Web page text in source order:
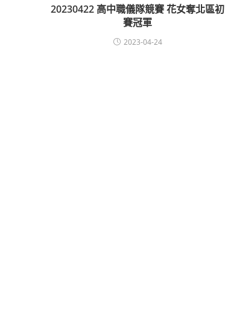
20230422 高中職儀隊競賽 花女奪北區初
賽冠軍
2023-04-24